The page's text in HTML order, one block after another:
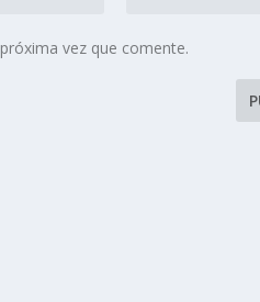
vez que comente.